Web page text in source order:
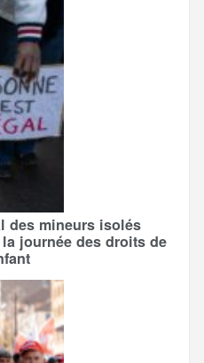
des mineurs isolés
journée des droits de